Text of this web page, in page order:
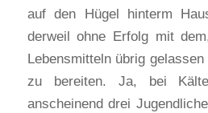
auf den Hügel hinterm
derweil ohne Erfolg mit
Lebensmitteln übrig
zu bereiten. Ja, bei
anscheinend drei